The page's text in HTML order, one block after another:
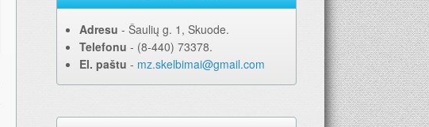
Adresu ‐ Šaulių g. 1, Skuode.
Telefonu ‐ (8-440) 73378.
El. paštu ‐ mz.skelbimai@gmail.com